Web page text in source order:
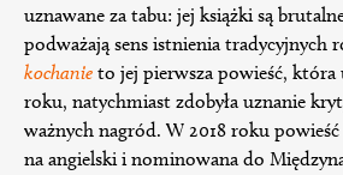
uznawane za tabu: jej książki są
podważają sens istnienia tradycyjnych
kochanie to jej pierwsza powieść, która
roku, natychmiast zdobyła uznanie
ważnych nagród. W 2018 roku powieść
na angielski i nominowana do